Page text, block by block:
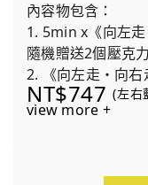
內容物包含：
1. 5min x《向左
隨機贈送2個壓克
2. 《向左走・向
NT$747 (左右
view more +